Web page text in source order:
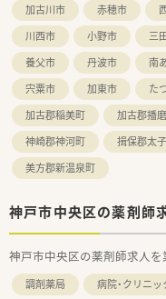
加古川市
赤穂市
川西市
小野市 三
養父市
丹波市 南
宍粟市
加東市 た
加古郡稲美町
加古郡播
神崎郡神河町
揖保郡太
美方郡新温泉町
神戸市中央区の薬剤師
神戸市中央区の薬剤師求人を
調剤薬局 病院・クリニッ